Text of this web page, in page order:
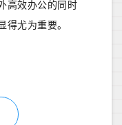
高效办公的同时
得尤为重要。